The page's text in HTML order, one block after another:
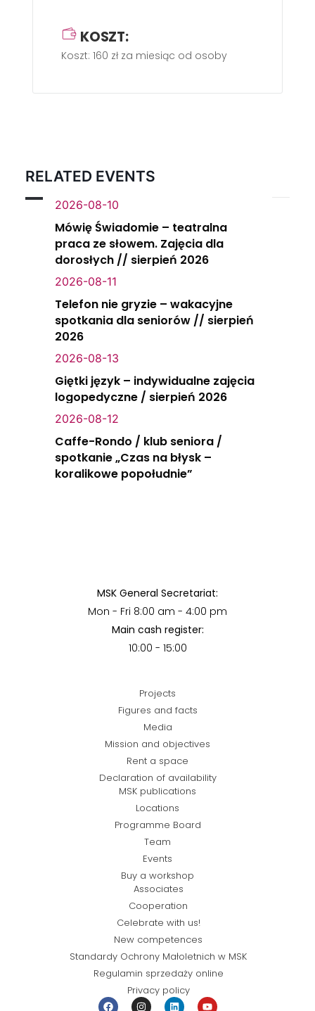
KOSZT:
Koszt: 160 zł za miesiąc od osoby
RELATED EVENTS
2026-08-10
Mówię Świadomie – teatralna
praca ze słowem. Zajęcia dla
dorosłych // sierpień 2026
2026-08-11
Telefon nie gryzie – wakacyjne
spotkania dla seniorów // sierpień
2026
2026-08-13
Giętki język – indywidualne zajęcia
logopedyczne / sierpień 2026
2026-08-12
Caffe-Rondo / klub seniora /
spotkanie „Czas na błysk –
koralikowe popołudnie”
MSK General Secretariat:
Mon - Fri 8:00 am - 4:00 pm
Main cash register:
10:00 - 15:00
Projects
Figures and facts
Media
Mission and objectives
Rent a space
Declaration of availability
MSK publications
Locations
Programme Board
Team
Events
Buy a workshop
Associates
Cooperation
Celebrate with us!
New competences
Standardy Ochrony Małoletnich w MSK
Regulamin sprzedaży online
Privacy policy